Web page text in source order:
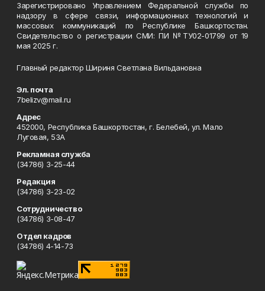
Зарегистрировано Управлением Федеральной службы по
надзору в сфере связи, информационных технологий и
массовых коммуникаций по Республике Башкортостан.
Свидетельство о регистрации СМИ: ПИ №ТУ02-01799 от 19
мая 2025 г.
Главный редактор Шириня Светлана Вильдановна
Эл. почта
7belizv@mail.ru
Адрес
452000, Республика Башкортостан, г. Белебей, ул. Мало
Луговая, 53А
Рекламная служба
(34786) 3-25-44
Редакция
(34786) 3-23-02
Сотрудничество
(34786) 3-08-47
Отдел кадров
(34786) 4-14-73